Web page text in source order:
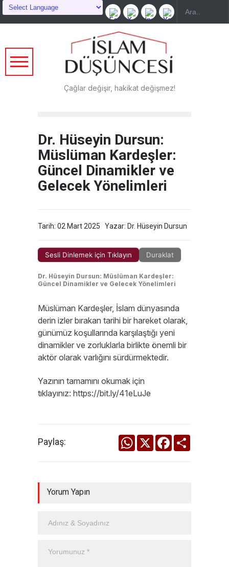
Çağlar değişir, hakikat değişmez!
Dr. Hüseyin Dursun:
Müslüman Kardeşler:
Güncel Dinamikler ve
Gelecek Yönelimleri
Tarih: 02 Mart 2025 Yazar: Dr. Hüseyin Dursun
Sesli Dinlemek için Tıklayın Duraklat
Dr. Hüseyin Dursun: Müslüman Kardeşler:
Güncel Dinamikler ve Gelecek Yönelimleri
Müslüman Kardeşler, İslam dünyasında
derin izler bırakan tarihi bir hareket olarak,
günümüz koşullarında karşılaştığı yeni
dinamikler ve zorluklarla birlikte önemli bir
aktör olarak varlığını sürdürmektedir.
Yazının tamamını okumak için
tıklayınız: https://bit.ly/41eLuJe
Paylaş: WhatsApp
X Facebook
Yorum Yapın